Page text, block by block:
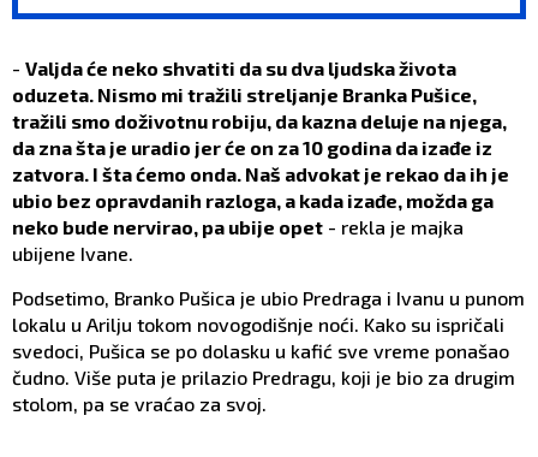
- Valjda će neko shvatiti da su dva ljudska života
oduzeta. Nismo mi tražili streljanje Branka Pušice,
tražili smo doživotnu robiju, da kazna deluje na njega,
da zna šta je uradio jer će on za 10 godina da izađe iz
zatvora. I šta ćemo onda. Naš advokat je rekao da ih je
ubio bez opravdanih razloga, a kada izađe, možda ga
neko bude nervirao, pa ubije opet - rekla je majka
ubijene Ivane.
Podsetimo, Branko Pušica je ubio Predraga i Ivanu u punom
lokalu u Arilju tokom novogodišnje noći. Kako su ispričali
svedoci, Pušica se po dolasku u kafić sve vreme ponašao
čudno. Više puta je prilazio Predragu, koji je bio za drugim
stolom, pa se vraćao za svoj.